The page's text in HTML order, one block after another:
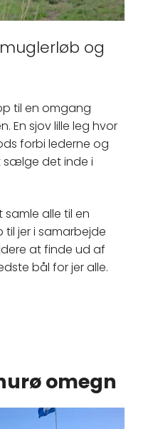
og
til en omgang
En sjov lille leg hvor
forbi lederne og
det inde i
alle til en
jer i samarbejde
at finde ud af
bål for jer alle.
omegn